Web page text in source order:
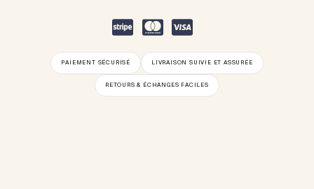
PAIEMENT SÉCURISÉ LIVRAISON SUIVIE ET ASSURÉE
RETOURS & ÉCHANGES FACILES